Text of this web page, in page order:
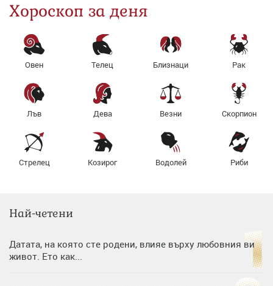
Хороскоп за деня
Овен Телец Близнаци Рак
Лъв Дева Везни Скорпион
Стрелец Козирог Водолей Риби
Най-четени
Датата, на която сте родени, влияе върху любовния ви
живот. Ето как...